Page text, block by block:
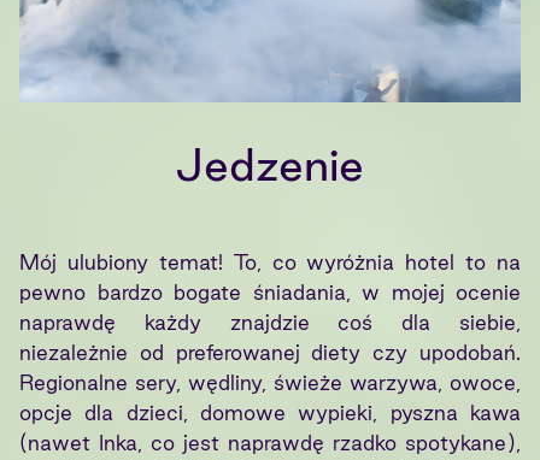
Jedzenie
Mój ulubiony temat! To, co wyróżnia hotel to na
pewno bardzo bogate śniadania, w mojej ocenie
naprawdę każdy znajdzie coś dla siebie,
niezależnie od preferowanej diety czy upodobań.
Regionalne sery, wędliny, świeże warzywa, owoce,
opcje dla dzieci, domowe wypieki, pyszna kawa
(nawet Inka, co jest naprawdę rzadko spotykane),